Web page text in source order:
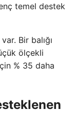
temel destek
Bir balığı
ölçekli
% 35 daha